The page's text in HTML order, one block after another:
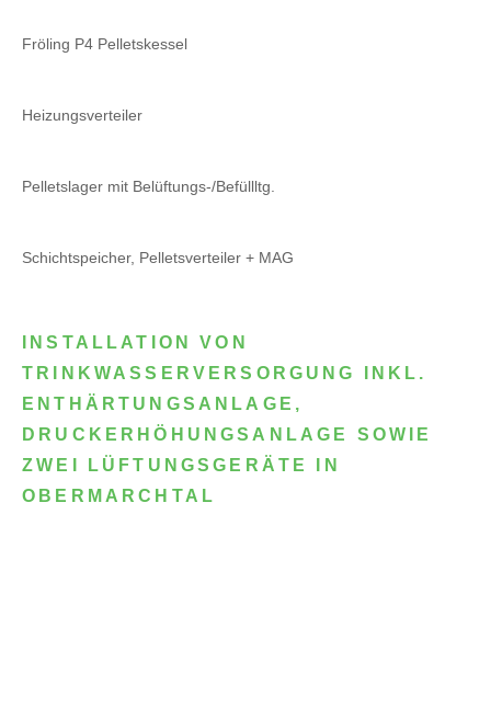
Fröling P4 Pelletskessel
Heizungsverteiler
Pelletslager mit Belüftungs-/Befüllltg.
Schichtspeicher, Pelletsverteiler + MAG
INSTALLATION VON
TRINKWASSERVERSORGUNG INKL.
ENTHÄRTUNGSANLAGE,
DRUCKERHÖHUNGSANLAGE SOWIE
ZWEI LÜFTUNGSGERÄTE IN
OBERMARCHTAL